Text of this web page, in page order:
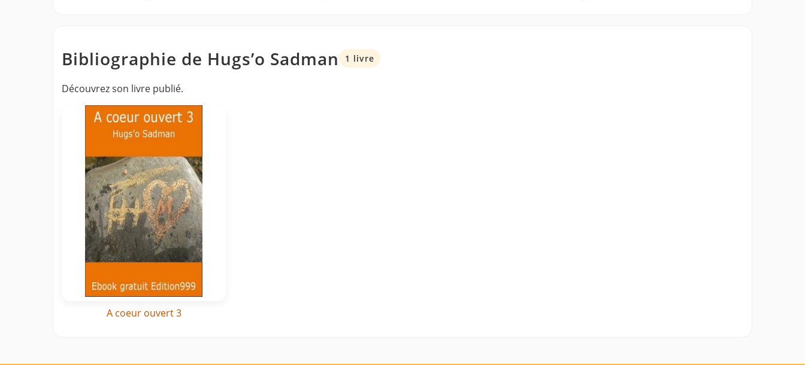
Bibliographie de Hugs’o Sadman 1 livre
Découvrez son livre publié.
A coeur ouvert 3